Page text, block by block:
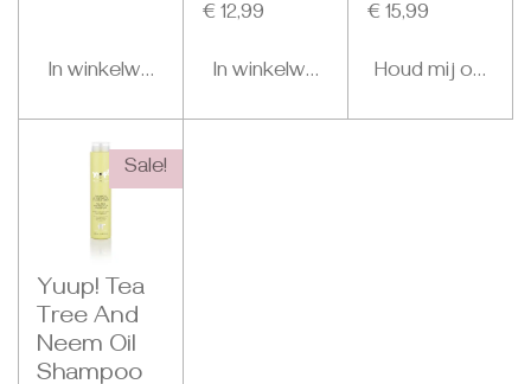
In winkelwagen
€ 12,99
In winkelwagen
€ 15,99
Houd mij op de
Sale!
Yuup! Tea
Tree And
Neem Oil
Shampoo